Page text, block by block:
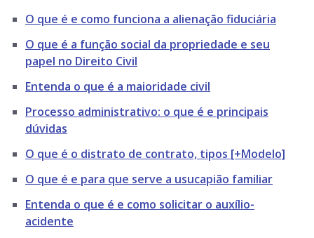
O que é e como funciona a alienação fiduciária
O que é a função social da propriedade e seu
papel no Direito Civil
Entenda o que é a maioridade civil
Processo administrativo: o que é e principais
dúvidas
O que é o distrato de contrato, tipos [+Modelo]
O que é e para que serve a usucapião familiar
Entenda o que é e como solicitar o auxílio-
acidente